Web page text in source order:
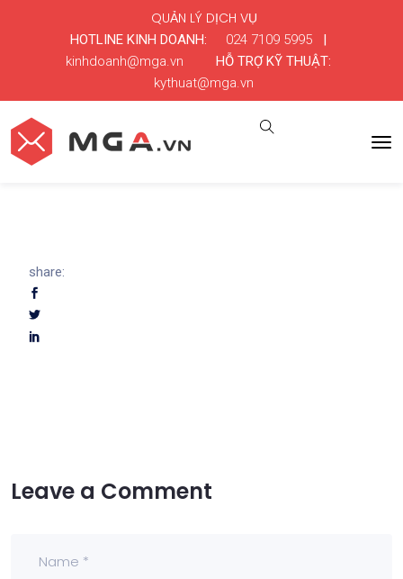
HOTLINE KINH DOANH: 024 7109 5995|
kinhdoanh@mga.vn
HỖ TRỢ KỸ THUẬT:
kythuat@mga.vn
QUẢN LÝ DỊCH VỤ
share:
Leave a Comment